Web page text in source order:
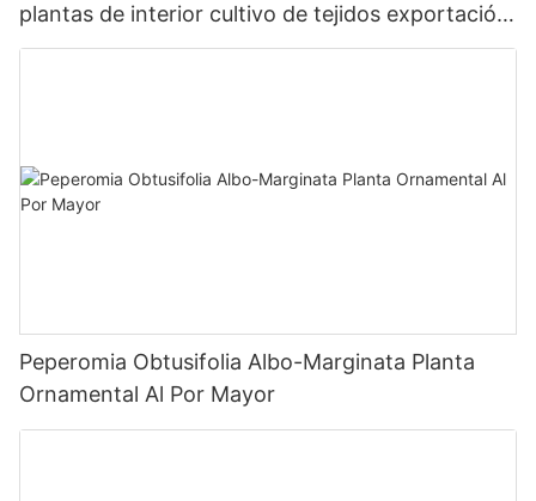
plantas de interior cultivo de tejidos exportación
en todo el mundo fittonia
Peperomia Obtusifolia Albo-Marginata Planta
Ornamental Al Por Mayor